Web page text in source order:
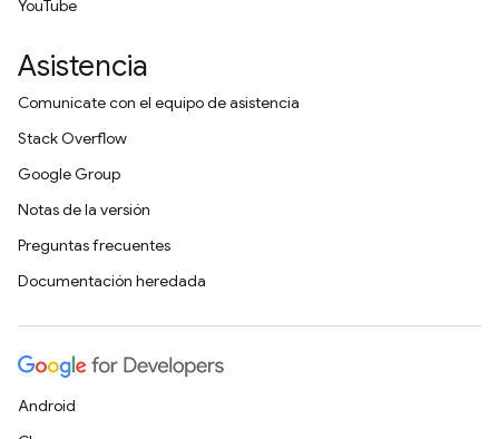
YouTube
Asistencia
Comunícate con el equipo de asistencia
Stack Overflow
Google Group
Notas de la versión
Preguntas frecuentes
Documentación heredada
Android